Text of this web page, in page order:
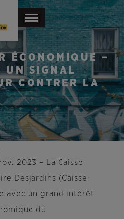
ÉCONOMIQUE –
UN SIGNAL
CONTRER LA
2023 – La Caisse
Desjardins (Caisse
avec un grand intérêt
du